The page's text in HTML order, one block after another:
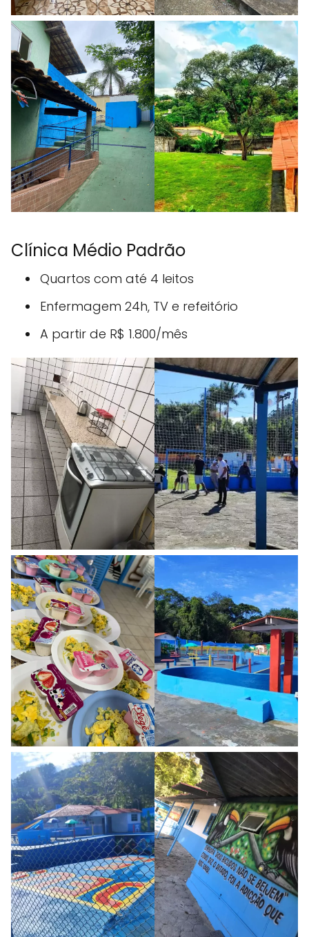
Clínica Médio Padrão
Quartos com até 4 leitos
Enfermagem 24h, TV e refeitório
A partir de R$ 1.800/mês